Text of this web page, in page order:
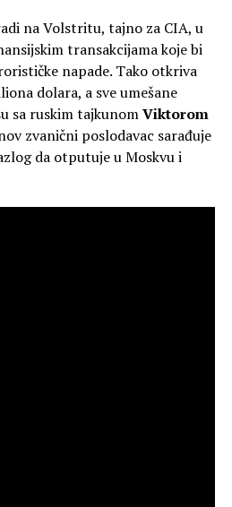
na Volstritu, tajno za CIA, u
transakcijama koje bi
napade. Tako otkriva
dolara, a sve umešane
sa ruskim tajkunomViktorom
zvanični poslodavac sarađuje
da otputuje u Moskvu i